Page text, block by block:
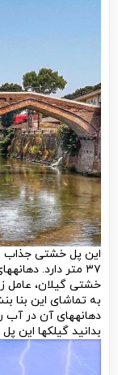
این پل خشتی جذاب
۳۷ متر دارد.
خشتی گیلان، عامل
به تماشای این بنا
دهانه­های آن در آب
بدانید گیلک­ها این